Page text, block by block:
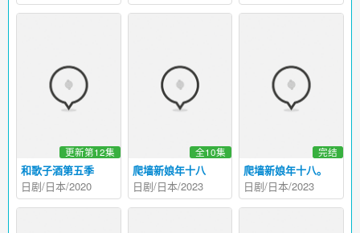
和歌子酒第五季
更新第12集
日剧/日本/2020
爬墙新娘年十八
全10集
日剧/日本/2023
爬墙新娘年十八。
完结
日剧/日本/2023